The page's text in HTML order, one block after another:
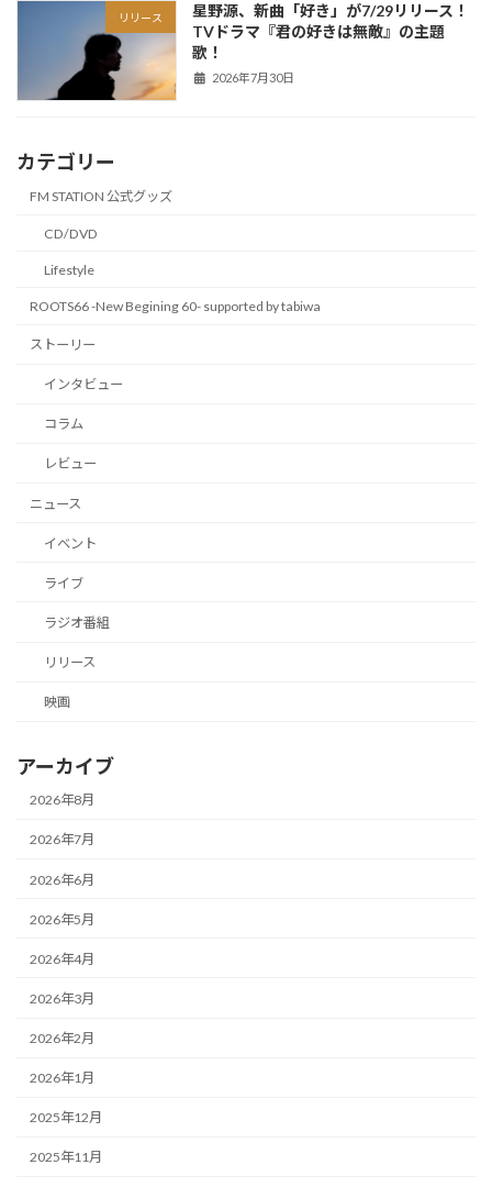
リリース
星野源、新曲「好き」が7/29リリース！
TVドラマ『君の好きは無敵』の主題
歌！
2026年7月30日
カテゴリー
FM STATION 公式グッズ
CD/DVD
Lifestyle
ROOTS66 -New Begining 60- supported by tabiwa
ストーリー
インタビュー
コラム
レビュー
ニュース
イベント
ライブ
ラジオ番組
リリース
映画
アーカイブ
2026年8月
2026年7月
2026年6月
2026年5月
2026年4月
2026年3月
2026年2月
2026年1月
2025年12月
2025年11月